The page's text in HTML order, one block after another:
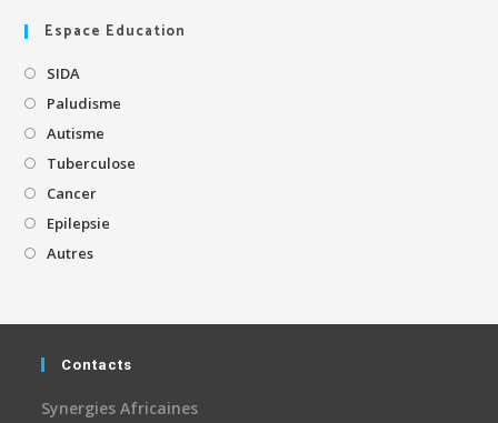
Espace Education
SIDA
Paludisme
Autisme
Tuberculose
Cancer
Epilepsie
Autres
Contacts
Synergies Africaines